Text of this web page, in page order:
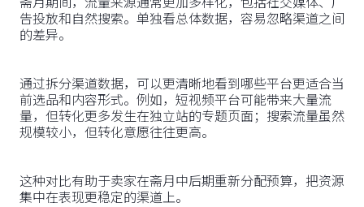
告投放和自然搜索。单独看总体数据，容易忽略渠道之间
的差异。
通过拆分渠道数据，可以更清晰地看到哪些平台更适合当
前选品和内容形式。例如，短视频平台可能带来大量流
量，但转化更多发生在独立站的专题页面；搜索流量虽然
规模较小，但转化意愿往往更高。
这种对比有助于卖家在斋月中后期重新分配预算，把资源
集中在表现更稳定的渠道上。